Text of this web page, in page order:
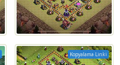
Kopyalama Linki